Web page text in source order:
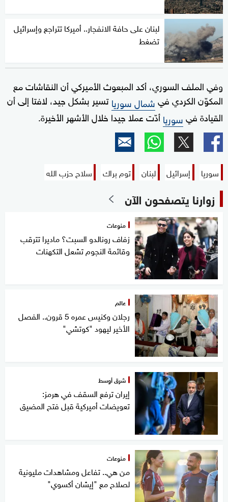
لبنان على حافة الانفجار.. أميركا تتراجع وإسرائيل
تضغط
وفي الملف السوري، أكد المبعوث الأميركي أن النقاشات مع
المكوّن الكردي فيشمال سورياتسير بشكل جيد، لافتا إلى أن
القيادة فيسورياأدّت عملا جيدا خلال الأشهر الأخيرة.
سوريا إسرائيل لبنان توم براك سلاح حزب الله
زوارنا يتصفحون الآن
منوعات
زفاف رونالدو السبت؟ ماديرا تترقب
وقائمة النجوم تشعل التكهنات
عالم
رجلان وكنيس عمره 5 قرون.. الفصل
الأخير ليهود "كوتشي"
شرق أوسط
إيران ترفع السقف في هرمز:
تعويضات أميركية قبل فتح المضيق
منوعات
من هي.. تفاعل ومشاهدات مليونية
لصلاح مع "إيشان أكسوي"